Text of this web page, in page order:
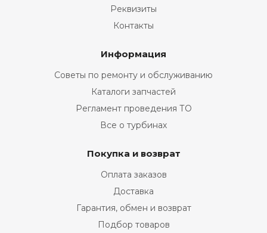
Реквизиты
Контакты
Информация
Советы по ремонту и обслуживанию
Каталоги запчастей
Регламент проведения ТО
Все о турбинах
Покупка и возврат
Оплата заказов
Доставка
Гарантия, обмен и возврат
Подбор товаров